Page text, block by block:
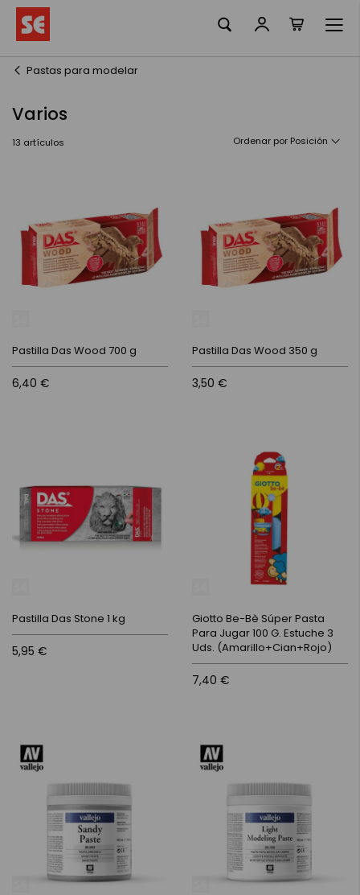
contenido
Pastas para modelar
Varios
13 artículos Ordenar por
Pastilla Das Wood 700 g
6,40 €
Pastilla Das Wood 350 g
3,50 €
Pastilla Das Stone 1 kg
5,95 €
Giotto Be-Bè Súper Pasta
Para Jugar 100 G. Estuche 3
Uds. (Amarillo+Cian+Rojo)
7,40 €